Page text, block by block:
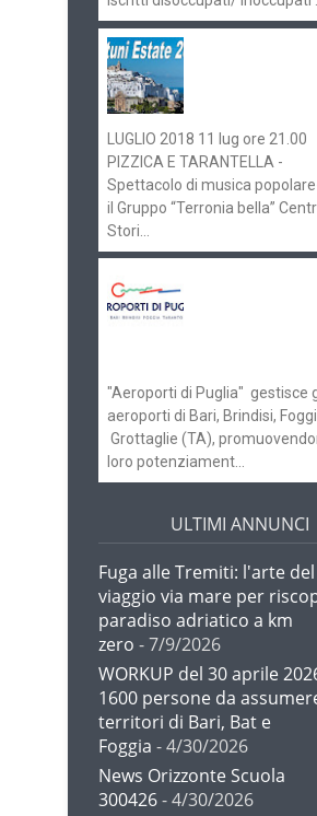
LUGLIO 2018 11 lug ore 21.00
PIZZICA E TARANTELLA -
Spettacolo di musica
il Gruppo “Terronia bella”
Stori...
"Aeroporti di Puglia" gestisce
aeroporti di Bari, Brindisi,
Grottaglie (TA),
loro potenziament...
ULTIMI ANNUNCI
Fuga alle Tremiti: l'arte
viaggio via mare per
paradiso adriatico a km
zero - 7/9/2026
WORKUP del 30 aprile
1600 persone da
territori di Bari, Bat e
Foggia - 4/30/2026
News Orizzonte Scuola
300426- 4/30/2026